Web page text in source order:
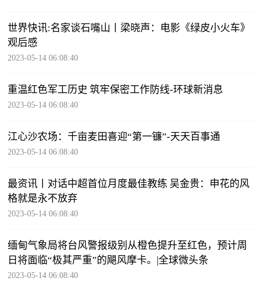
世界快讯:名家谈石嘴山丨梁晓声：电影《绿皮小火车》
观后感
2023-05-14 06:08:40
重温红色军工历史 筑牢保密工作防线-环球新消息
2023-05-14 06:08:40
江心沙农场：千亩麦田喜迎“第一镰”-天天百事通
2023-05-14 06:08:40
最资讯丨对话中超首位月度最佳教练 吴金贵：申花的风
格就是永不放弃
2023-05-14 06:08:40
缅甸气象局将台风警报级别从橙色提升至红色，预计周
日将面临“极其严重”的飓风摩卡。|全球微头条
2023-05-14 06:08:40